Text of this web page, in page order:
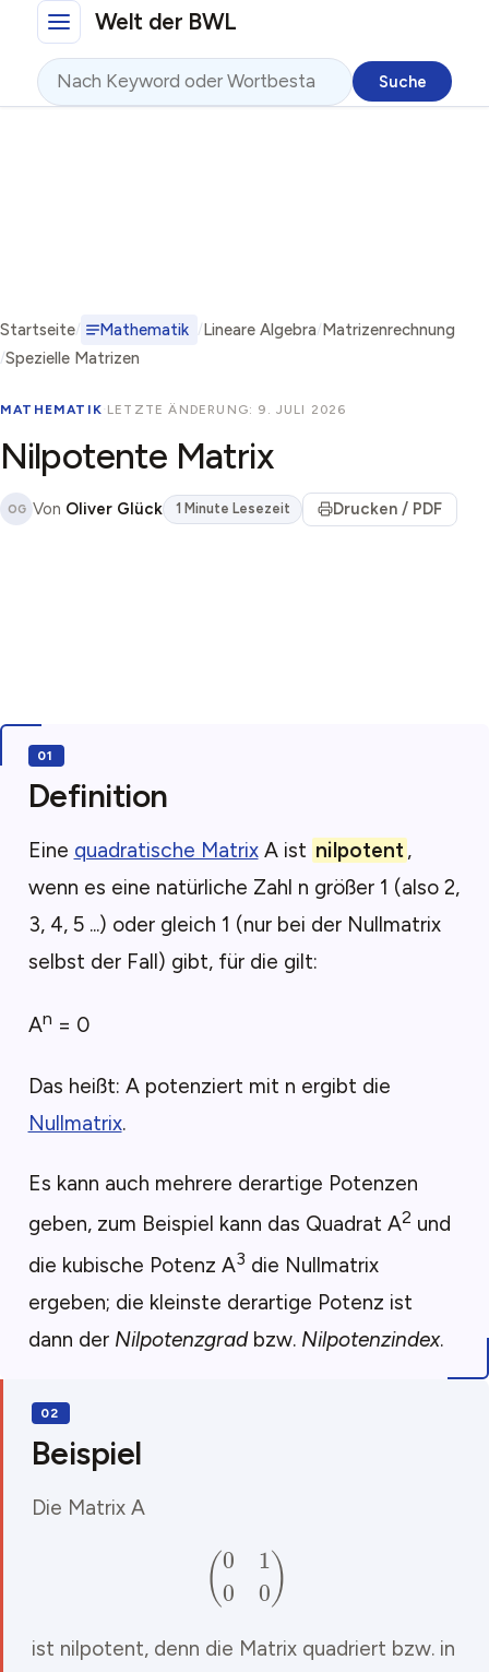
Direkt zum InhaltWelt der BWL
Suche
Startseite Mathematik Lineare Algebra Matrizenrechnung
Spezielle Matrizen
MATHEMATIK· LETZTE ÄNDERUNG: 9. JULI 2026
Nilpotente Matrix
OG Von Oliver Glück 1 Minute Lesezeit Drucken / PDF
Definition
Eine quadratische MatrixA ist nilpotent,
wenn es eine natürliche Zahl n größer 1 (also 2,
3, 4, 5 ...) oder gleich 1 (nur bei der Nullmatrix
selbst der Fall) gibt, für die gilt:
An = 0
Das heißt: A potenziert mit n ergibt die
Nullmatrix.
Es kann auch mehrere derartige Potenzen
geben, zum Beispiel kann das Quadrat A2 und
die kubische Potenz A3 die Nullmatrix
ergeben; die kleinste derartige Potenz ist
dann der Nilpotenzgradbzw. Nilpotenzindex.
Beispiel
Die Matrix A
(01 0)
ist nilpotent, denn die Matrix quadriert bzw. in